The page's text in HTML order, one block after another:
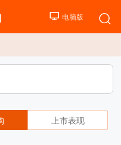
上市表现